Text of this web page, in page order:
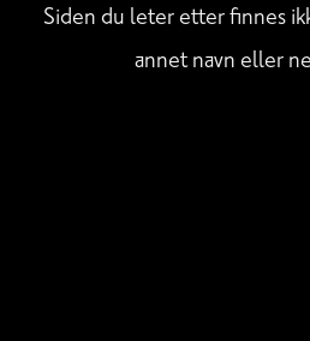
Siden du leter etter finnes
annet navn eller